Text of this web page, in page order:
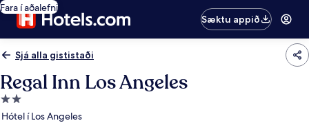
Fara í aðalefni
Sæktu appið
Sjá alla gististaði
Regal Inn Los Angeles
2.0
stjörnu
Hótel í Los Angeles